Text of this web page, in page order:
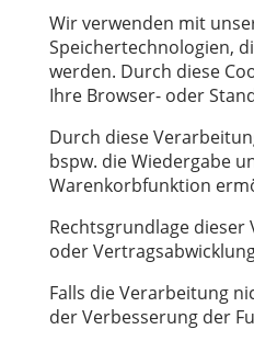
Wir verwenden mit
Speichertechnologien,
werden. Durch diese
Ihre Browser- oder
Durch diese
bspw. die Wiedergabe
Warenkorbfunktion
Rechtsgrundlage dieser
oder
Falls die Verarbeitung
der Verbesserung der